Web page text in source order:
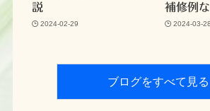
説
2024-02-29
補修例
2024-03-28
ブログをすべて見る